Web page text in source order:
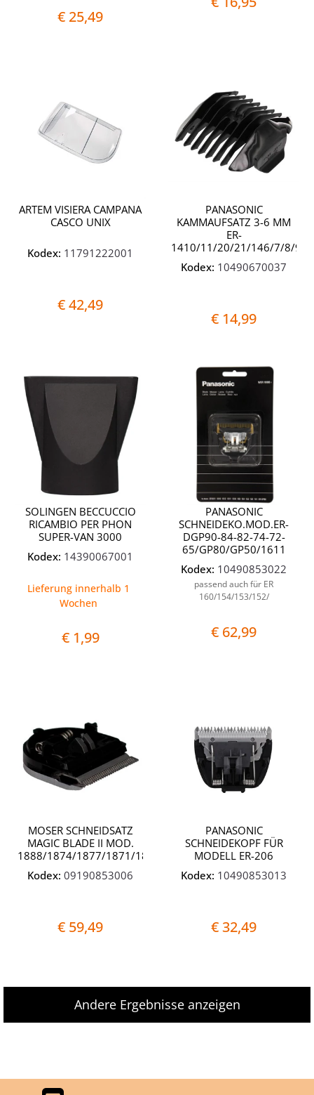
€ 25,49
ARTEM VISIERA CAMPANA
CASCO UNIX
Kodex: 11791222001
€ 42,49
PANASONIC
KAMMAUFSATZ 3-6 MM
ER-
1410/11/20/21/146/7/8/9/
Kodex: 10490670037
€ 14,99
Quantità
SOLINGEN BECCUCCIO
RICAMBIO PER PHON
SUPER-VAN 3000
Kodex: 14390067001
Lieferung innerhalb 1
Wochen
€ 1,99
PANASONIC
SCHNEIDEKO.MOD.ER-
DGP90-84-82-74-72-
65/GP80/GP50/1611
Kodex: 10490853022
passend auch für ER
160/154/153/152/
€ 62,99
MOSER SCHNEIDSATZ
MAGIC BLADE II MOD.
1888/1874/1877/1871/1886
Kodex: 09190853006
€ 59,49
PANASONIC
SCHNEIDEKOPF FÜR
MODELL ER-206
Kodex: 10490853013
€ 32,49
Andere Ergebnisse anzeigen